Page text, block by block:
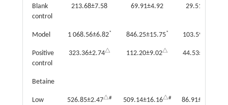
Blank
control
213.68±7.58 69.91±4.92 29.51±0.79
Model 1 068.56±6.82* 846.25±15.75* 103.59±6.90
Positive
control
323.36±2.74△ 112.20±9.02△ 44.53±3.31
Betaine
Low
526.85±2.47△# 509.14±16.16△# 86.91±5.25